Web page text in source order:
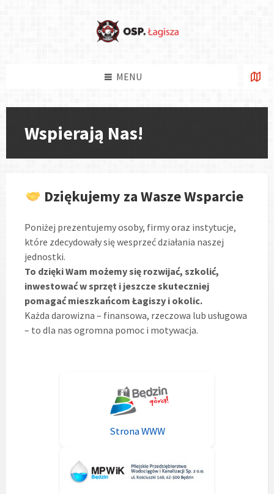
MENU
Wspierają Nas!
Dziękujemy za Wasze Wsparcie
Poniżej prezentujemy osoby, firmy oraz instytucje,
które zdecydowały się wesprzeć działania naszej
jednostki.
To dzięki Wam możemy się rozwijać, szkolić,
inwestować w sprzęt i jeszcze skuteczniej
pomagać mieszkańcom Łagiszy i okolic.
Każda darowizna – finansowa, rzeczowa lub usługowa
– to dla nas ogromna pomoc i motywacja.
Strona WWW